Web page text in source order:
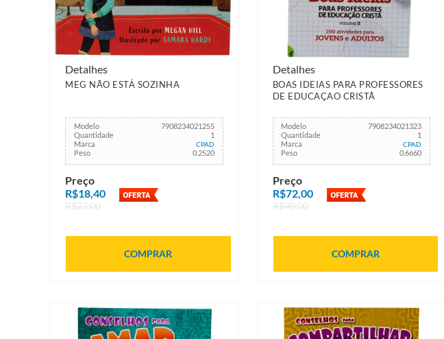
MEG NÃO ESTÁ SOZINHA
Modelo
7908234021255
Quantidade
1
Marca
CPAD
Peso 0.2520
Preço
R$18,40
R$23,00
COMPRAR
Detalhes
BOAS IDEIAS PARA PROFESSORES
DE EDUCAÇAO CRISTÃ
Modelo
7908234021323
Quantidade
1
Marca
CPAD
Peso 0.6660
Preço
R$72,00
R$90,00
COMPRAR
Detalhes